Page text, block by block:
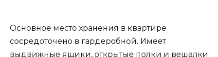
Основное место хранения в квартире
сосредоточено в гардеробной. Имеет
выдвижные ящики, открытые полки и вешалки